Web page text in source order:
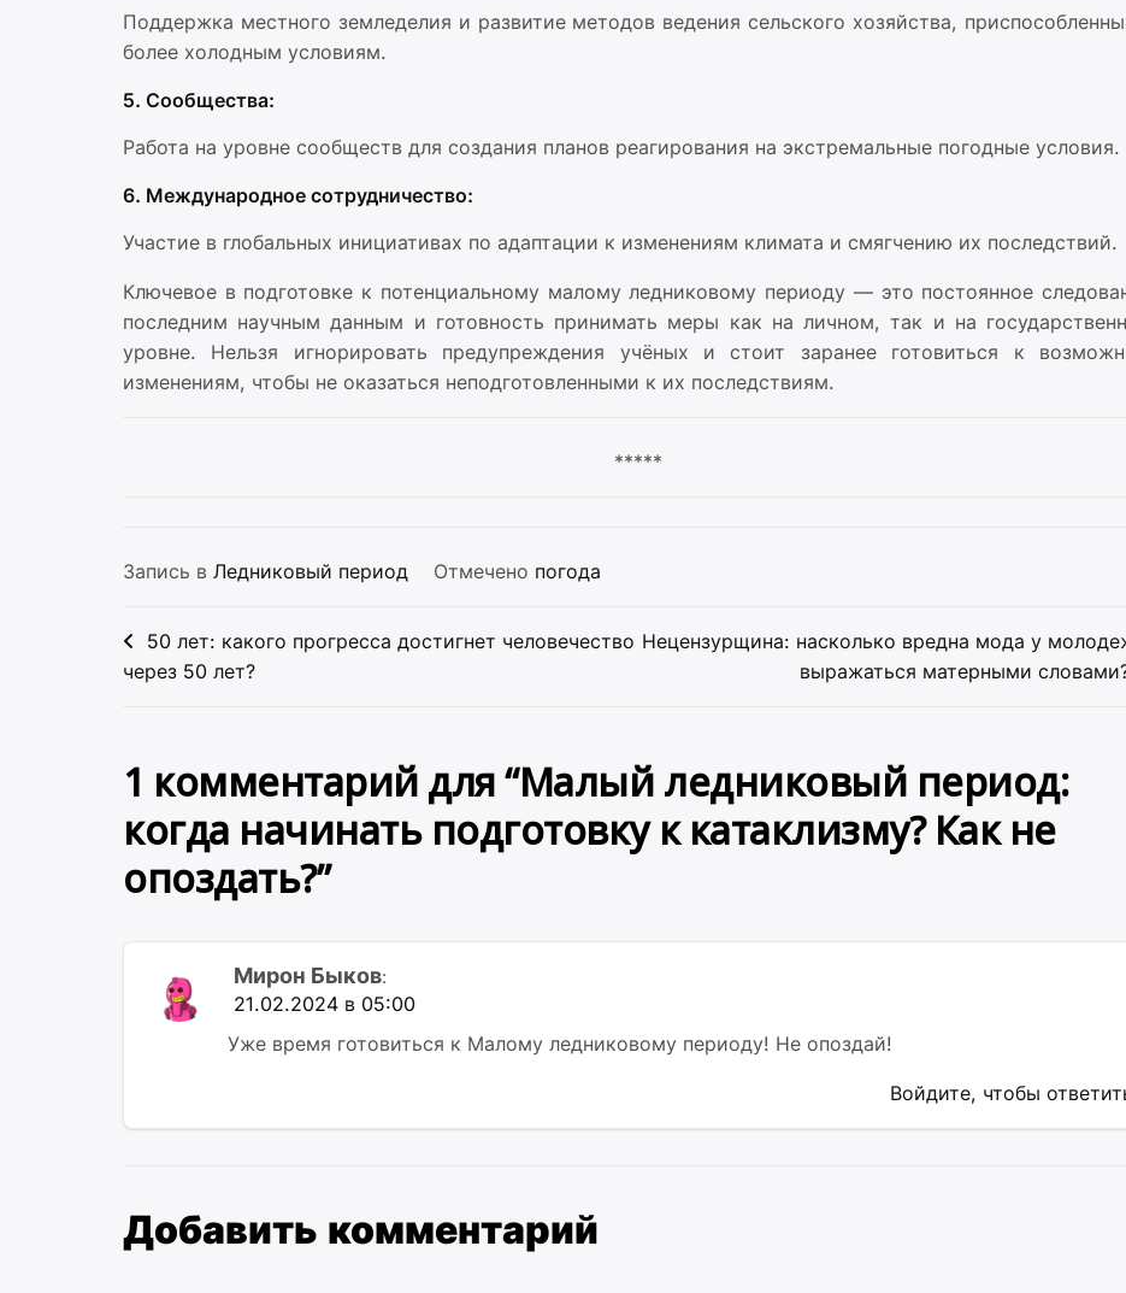
Поддержка местного земледелия и развитие методов ведения сельского хозяйства,
более холодным условиям.
5. Сообщества:
Работа на уровне сообществ для создания планов реагирования на экстремальные погодные условия.
6. Международное сотрудничество:
Участие в глобальных инициативах по адаптации к изменениям климата и смягчению их последствий.
Ключевое в подготовке к потенциальному малому ледниковому периоду — это постоянное
последним научным данным и готовность принимать меры как на личном, так и на
уровне. Нельзя игнорировать предупреждения учёных и стоит заранее готовиться к
изменениям, чтобы не оказаться неподготовленными к их последствиям.
*****
Запись в Ледниковый период Отмечено погода
Навигация
по
50 лет: какого прогресса достигнет человечество
через 50 лет?
Нецензурщина: насколько вредна мода у
выражаться матерными
1 комментарий для “Малый ледниковый период:
когда начинать подготовку к катаклизму? Как не
опоздать?”
Мирон Быков:
21.02.2024 в 05:00
Уже время готовиться к Малому ледниковому периоду! Не опоздай!
Войдите, чтобы
Добавить комментарий